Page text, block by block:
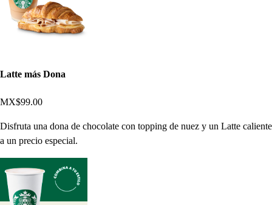
Latte más Dona
MX$99.00
Disfruta una dona de chocolate con topping de nuez y un Latte caliente
a un precio especial.